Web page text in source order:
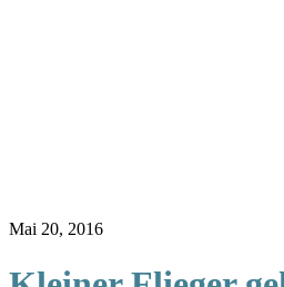
Mai 20, 2016